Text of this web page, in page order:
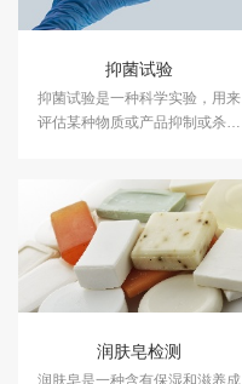
抑菌试验
抑菌试验是一种科学实验，用来
评估某种物质或产品抑制或杀灭
产品抑菌试验服务，具备CMA、
CNAS资质认证.
润肤皂检测
润肤皂是一种含有保湿和滋养成